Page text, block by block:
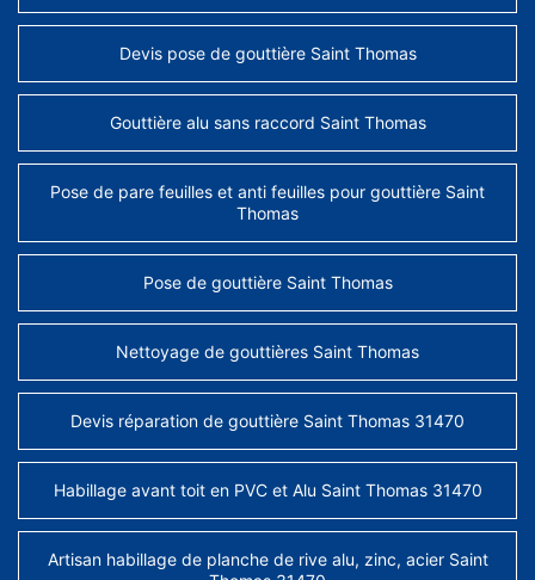
Devis pose de gouttière Saint Thomas
Gouttière alu sans raccord Saint Thomas
Pose de pare feuilles et anti feuilles pour gouttière Saint
Thomas
Pose de gouttière Saint Thomas
Nettoyage de gouttières Saint Thomas
Devis réparation de gouttière Saint Thomas 31470
Habillage avant toit en PVC et Alu Saint Thomas 31470
Artisan habillage de planche de rive alu, zinc, acier Saint